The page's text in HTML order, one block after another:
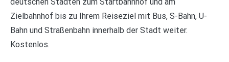
Zielbahnhof bis zu Ihrem Reiseziel mit Bus, S-Bahn, U-
Bahn und Straßenbahn innerhalb der Stadt weiter.
Kostenlos.